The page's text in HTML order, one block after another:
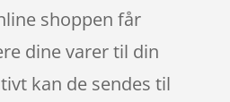
shoppen får
dine varer til din
kan de sendes til